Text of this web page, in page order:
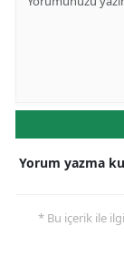
Yorum yazma
* Bu içerik ile